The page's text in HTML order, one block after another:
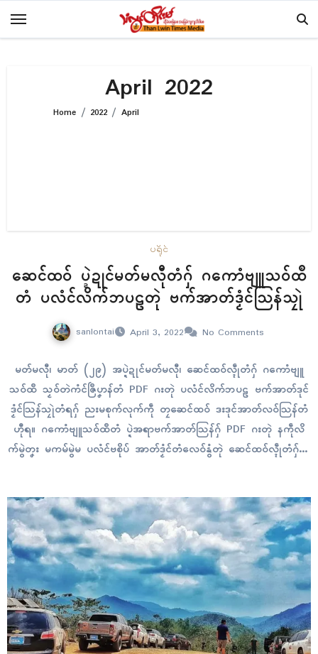
April 2022
Home 2022 April
ပရိုၚ်
ဆေၚ်ထဝ် ပ္ဍဲဍုၚ်မတ်မလီုတံဂှ် ဂကောံဗျူသဝ်ထဳ
တံ ပလံၚ်လိက်ဘပဠတုဲ ဗက်အာတ်ဒၟံၚ်သြန်သၠုဲ
sanlontai April 3, 2022 No Comments
မတ်မလီု၊ မာတ် (၂၉) အပ္ဍဲဍုၚ်မတ်မလီု၊ ဆေၚ်ထဝ်လ္ၚဵုတံဂှ် ဂကောံဗျူ
သဝ်ထဳ သၟဝ်တဲကံၚ်ဇြဳပၞာန်တံ PDF ဂးတုဲ ပလံၚ်လိက်ဘပဠ ဗက်အာတ်ဒုၚ်
ဒၟံၚ်သြန်သၠုဲတံရဂှ် ညးမစုက်လုက်ကဵု တၠဆေၚ်ထဝ် ဒးဒုၚ်အာတ်လဝ်သြန်တံ
ဟီုရ။ ဂကောံဗျူသဝ်ထဳတံ ပ္ဍဲအရာဗက်အာတ်သြန်ဂှ် PDF ဂးတုဲ နကဵုလိ
က်မွဲတၞး မကမ်မွဲမ ပလံၚ်ဗစိုပ် အာတ်ဒၟံၚ်တံလေဝ်နွံတုဲ ဆေၚ်ထဝ်လ္ၚဵုတံဂှ် နူ